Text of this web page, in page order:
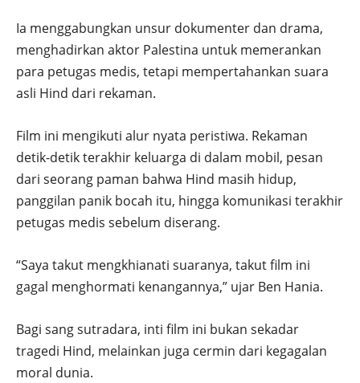
Ia menggabungkan unsur dokumenter dan drama,
menghadirkan aktor Palestina untuk memerankan
para petugas medis, tetapi mempertahankan suara
asli Hind dari rekaman.
Film ini mengikuti alur nyata peristiwa. Rekaman
detik-detik terakhir keluarga di dalam mobil, pesan
dari seorang paman bahwa Hind masih hidup,
panggilan panik bocah itu, hingga komunikasi terakhir
petugas medis sebelum diserang.
“Saya takut mengkhianati suaranya, takut film ini
gagal menghormati kenangannya,” ujar Ben Hania.
Bagi sang sutradara, inti film ini bukan sekadar
tragedi Hind, melainkan juga cermin dari kegagalan
moral dunia.